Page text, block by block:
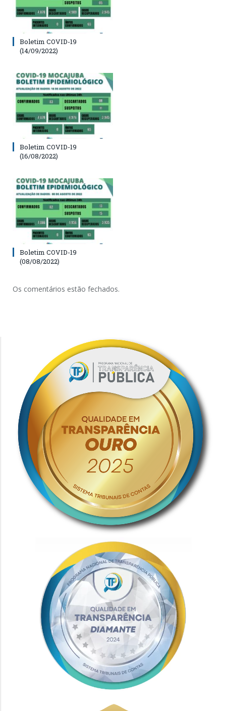
Boletim COVID-19
(14/09/2022)
Boletim COVID-19
(16/08/2022)
Boletim COVID-19
(08/08/2022)
Os comentários estão fechados.